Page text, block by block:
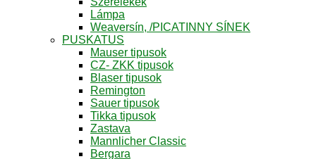
Lámpa
Weaversín, /PICATINNY SÍNEK
PUSKATUS
Mauser tipusok
CZ- ZKK tipusok
Blaser tipusok
Remington
Sauer tipusok
Tikka tipusok
Zastava
Mannlicher Classic
Bergara